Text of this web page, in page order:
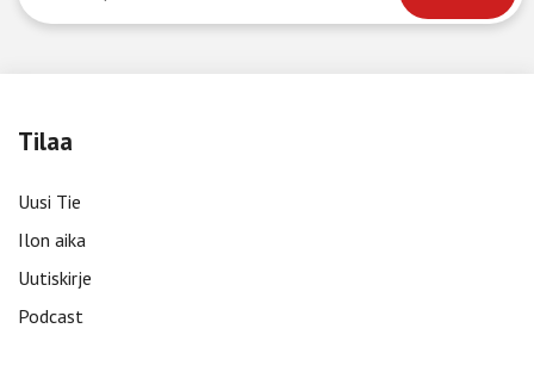
Tilaa
Uusi Tie
Ilon aika
Uutiskirje
Podcast